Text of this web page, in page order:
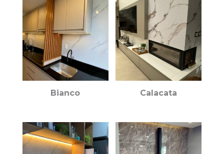
Bianco Calacata